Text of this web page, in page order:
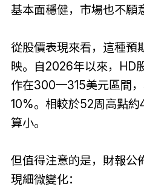
基本面穩健，市場也不願
從股價表現來看，這種預
映。自2026年以來，HD
作在300—315美元區間
10%。相較於52周高點
算小。
但值得注意的是，財報公
現細微變化：